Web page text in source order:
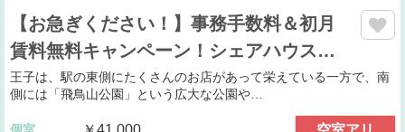
【お急ぎください！】事務手数料＆初月
賃料無料キャンペーン！シェアハウス…
王子は、駅の東側にたくさんのお店があって栄えている一方で、南
側には「飛鳥山公園」という広大な公園や…
個室